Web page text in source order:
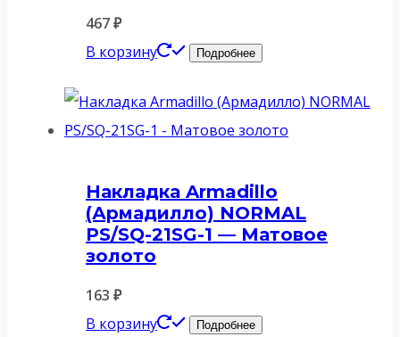
467₽
В корзину
Подробнее
Накладка Armadillo
(Армадилло) NORMAL
PS/SQ-21SG-1 — Матовое
золото
163 ₽
В корзину
Подробнее